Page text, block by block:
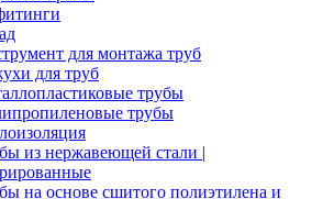
для монтажа труб
для труб
трубы
трубы
из нержавеющей стали |
на основе сшитого полиэтилена и